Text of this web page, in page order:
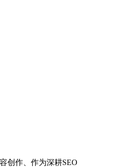
创作、作为深耕SEO